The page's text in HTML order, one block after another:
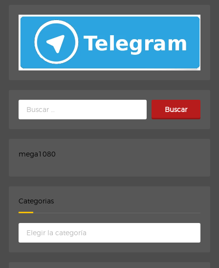
Buscar:
mega1080
Categorias
Categorias